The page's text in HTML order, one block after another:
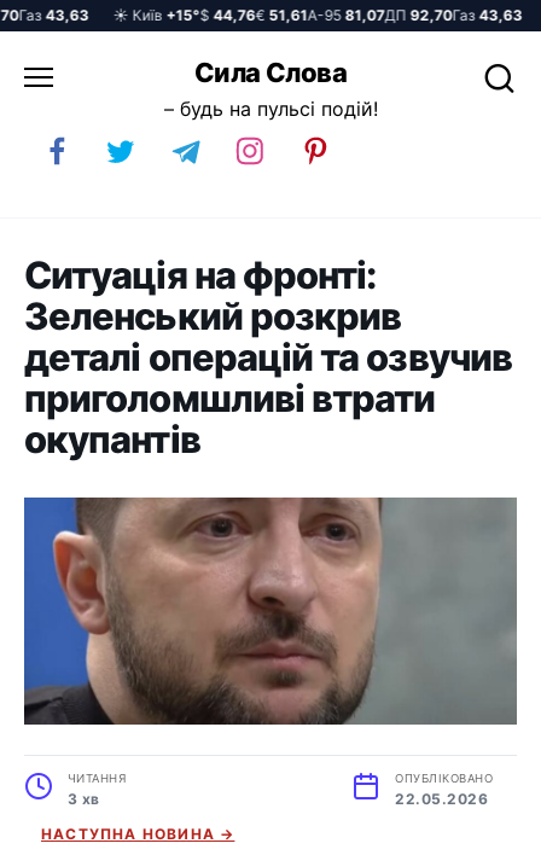
43,63 ☀️ Київ+15°$44,76€51,61А-9581,07ДП92,70Газ43,63
до
Сила Слова
– будь на пульсі подій!
Ситуація на фронті:
Зеленський розкрив
деталі операцій та озвучив
приголомшливі втрати
окупантів
ЧИТАННЯ
3 хв
ОПУБЛІКОВАНО
22.05.2026
НАСТУПНА НОВИНА →